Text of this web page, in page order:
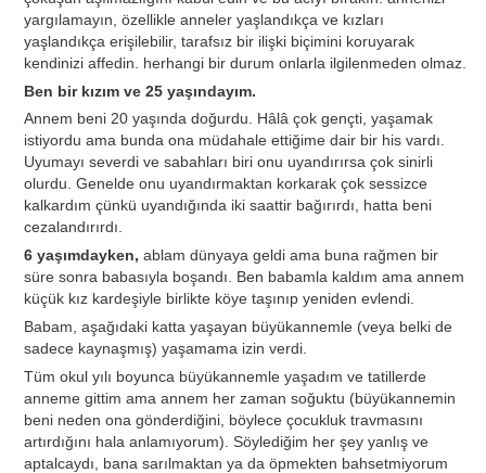
yargılamayın, özellikle anneler yaşlandıkça ve kızları
yaşlandıkça erişilebilir, tarafsız bir ilişki biçimini koruyarak
kendinizi affedin. herhangi bir durum onlarla ilgilenmeden olmaz.
Ben bir kızım ve 25 yaşındayım.
Annem beni 20 yaşında doğurdu. Hâlâ çok gençti, yaşamak
istiyordu ama bunda ona müdahale ettiğime dair bir his vardı.
Uyumayı severdi ve sabahları biri onu uyandırırsa çok sinirli
olurdu. Genelde onu uyandırmaktan korkarak çok sessizce
kalkardım çünkü uyandığında iki saattir bağırırdı, hatta beni
cezalandırırdı.
6 yaşımdayken, ablam dünyaya geldi ama buna rağmen bir
süre sonra babasıyla boşandı. Ben babamla kaldım ama annem
küçük kız kardeşiyle birlikte köye taşınıp yeniden evlendi.
Babam, aşağıdaki katta yaşayan büyükannemle (veya belki de
sadece kaynaşmış) yaşamama izin verdi.
Tüm okul yılı boyunca büyükannemle yaşadım ve tatillerde
anneme gittim ama annem her zaman soğuktu (büyükannemin
beni neden ona gönderdiğini, böylece çocukluk travmasını
artırdığını hala anlamıyorum). Söylediğim her şey yanlış ve
aptalcaydı, bana sarılmaktan ya da öpmekten bahsetmiyorum